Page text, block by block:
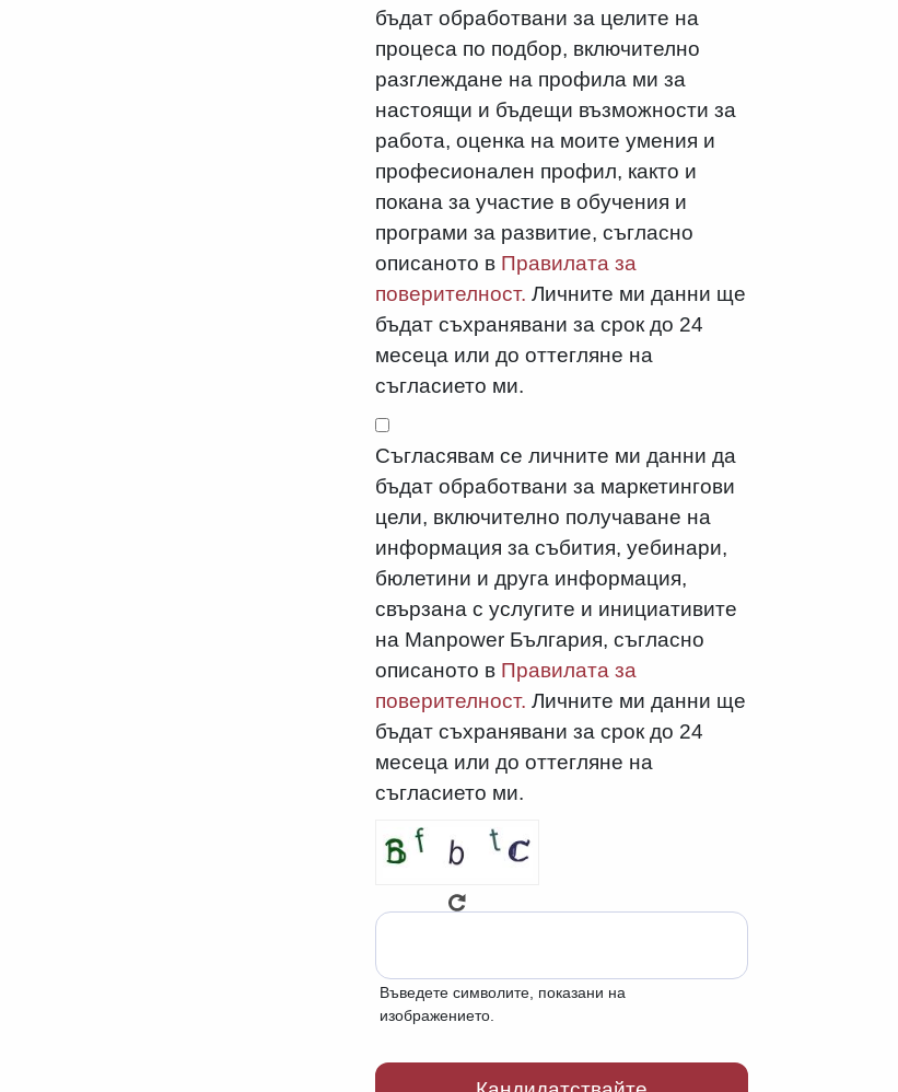
бъдат обработвани за целите на
процеса по подбор, включително
разглеждане на профила ми за
настоящи и бъдещи възможности за
работа, оценка на моите умения и
професионален профил, както и
покана за участие в обучения и
програми за развитие, съгласно
описаното в Правилата за
поверителност. Личните ми данни ще
бъдат съхранявани за срок до 24
месеца или до оттегляне на
съгласието ми.
Съгласявам се личните ми данни да
бъдат обработвани за маркетингови
цели, включително получаване на
информация за събития, уебинари,
бюлетини и друга информация,
свързана с услугите и инициативите
на Manpower България, съгласно
описаното в Правилата за
поверителност. Личните ми данни ще
бъдат съхранявани за срок до 24
месеца или до оттегляне на
съгласието ми.
Въведете символите, показани на
изображението.